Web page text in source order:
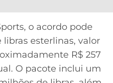
o acordo pode
esterlinas, valor
R$ 257
O pacote inclui um